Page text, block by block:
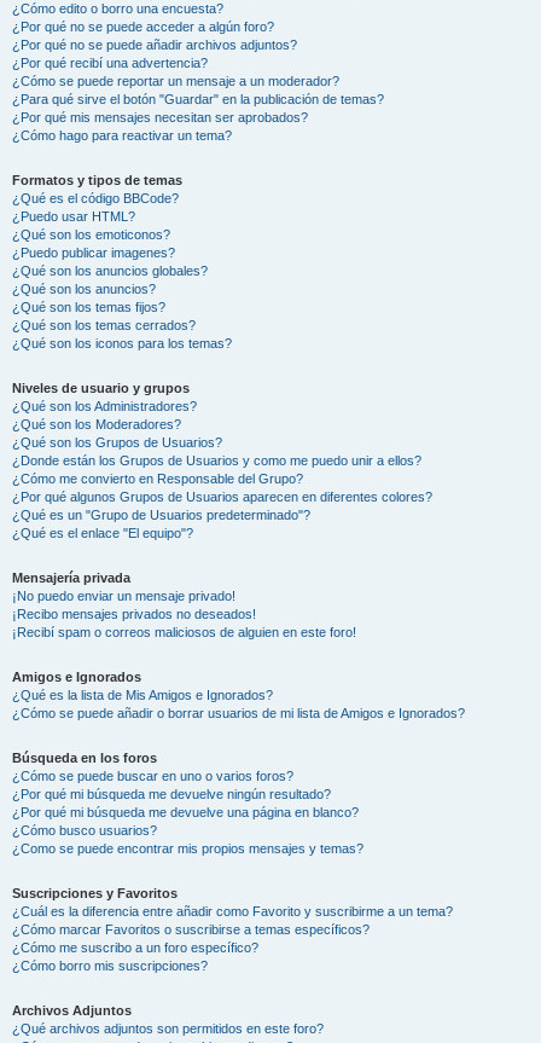
¿Cómo edito o borro una encuesta?
¿Por qué no se puede acceder a algún foro?
¿Por qué no se puede añadir archivos adjuntos?
¿Por qué recibí una advertencia?
¿Cómo se puede reportar un mensaje a un moderador?
¿Para qué sirve el botón "Guardar" en la publicación de temas?
¿Por qué mis mensajes necesitan ser aprobados?
¿Cómo hago para reactivar un tema?
Formatos y tipos de temas
¿Qué es el código BBCode?
¿Puedo usar HTML?
¿Qué son los emoticonos?
¿Puedo publicar imagenes?
¿Qué son los anuncios globales?
¿Qué son los anuncios?
¿Qué son los temas fijos?
¿Qué son los temas cerrados?
¿Qué son los iconos para los temas?
Niveles de usuario y grupos
¿Qué son los Administradores?
¿Qué son los Moderadores?
¿Qué son los Grupos de Usuarios?
¿Donde están los Grupos de Usuarios y como me puedo unir a ellos?
¿Cómo me convierto en Responsable del Grupo?
¿Por qué algunos Grupos de Usuarios aparecen en diferentes colores?
¿Qué es un "Grupo de Usuarios predeterminado"?
¿Qué es el enlace "El equipo"?
Mensajería privada
¡No puedo enviar un mensaje privado!
¡Recibo mensajes privados no deseados!
¡Recibí spam o correos maliciosos de alguien en este foro!
Amigos e Ignorados
¿Qué es la lista de Mis Amigos e Ignorados?
¿Cómo se puede añadir o borrar usuarios de mi lista de Amigos e Ignorados?
Búsqueda en los foros
¿Cómo se puede buscar en uno o varios foros?
¿Por qué mi búsqueda me devuelve ningún resultado?
¿Por qué mi búsqueda me devuelve una página en blanco?
¿Cómo busco usuarios?
¿Como se puede encontrar mis propios mensajes y temas?
Suscripciones y Favoritos
¿Cuál es la diferencia entre añadir como Favorito y suscribirme a un tema?
¿Cómo marcar Favoritos o suscribirse a temas específicos?
¿Cómo me suscribo a un foro específico?
¿Cómo borro mis suscripciones?
Archivos Adjuntos
¿Qué archivos adjuntos son permitidos en este foro?